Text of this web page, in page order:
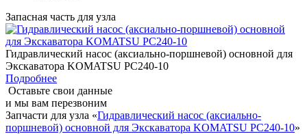
Запасная часть для узла
Гидравлический насос (аксиально-поршневой) основной для
Экскаватора KOMATSU PC240-10
Подробнее
Оставьте свои данные
и мы вам перезвоним
Запчасти для узла «Гидравлический насос (аксиально-
поршневой) основной для Экскаватора KOMATSU PC240-10»